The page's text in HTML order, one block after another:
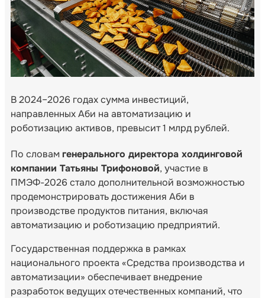
В 2024–2026 годах сумма инвестиций,
направленных Аби на автоматизацию и
роботизацию активов, превысит 1 млрд рублей.
По словам генерального директора холдинговой
компании Татьяны Трифоновой, участие в
ПМЭФ-2026 стало дополнительной возможностью
продемонстрировать достижения Аби в
производстве продуктов питания, включая
автоматизацию и роботизацию предприятий.
Государственная поддержка в рамках
национального проекта «Средства производства и
автоматизации» обеспечивает внедрение
разработок ведущих отечественных компаний, что